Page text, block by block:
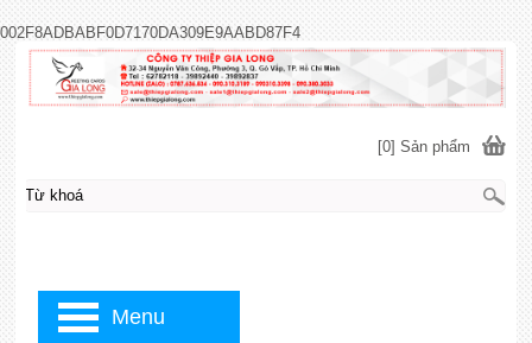
002F8ADBABF0D7170DA309E9AABD87F4
[0] Sản phẩm
Menu